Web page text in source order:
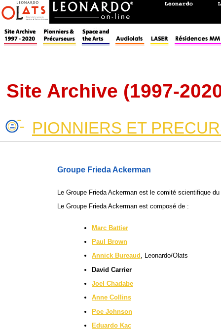
Site Archive (1997-
PIONNIERS ET
Groupe Frieda Ackerman
Le Groupe Frieda Ackerman est le comité scientifique
Le Groupe Frieda Ackerman est composé de :
Marc Battier
Paul Brown
Annick Bureaud , Leonardo/Olats
David Carrier
Joel Chadabe
Anne Collins
Poe Johnson
Eduardo Kac